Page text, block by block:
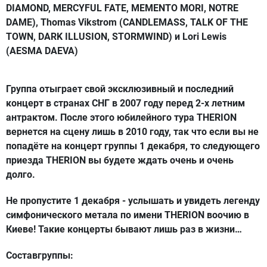
DIAMOND, MERCYFUL FATE, MEMENTO MORI, NOTRE
DAME), Thomas Vikstrom (CANDLEMASS, TALK OF THE
TOWN, DARK ILLUSION, STORMWIND) и Lori Lewis
(AESMA DAEVA)
Группа отыграет свой эксклюзивный и последний
концерт в странах СНГ в 2007 году перед 2-х летним
антрактом. После этого юбилейного тура THERION
вернется на сцену лишь в 2010 году, так что если вы не
попадёте на концерт группы 1 декабря, то следующего
приезда THERION вы будете ждать очень и очень
долго.
Не пропустите 1 декабря - услышать и увидеть легенду
симфонического метала по имени THERION воочию в
Киеве! Такие концерты бывают лишь раз в жизни…
Составгруппы: